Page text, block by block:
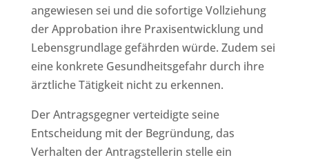
angewiesen sei und die sofortige Vollziehung
der Approbation ihre Praxisentwicklung und
Lebensgrundlage gefährden würde. Zudem sei
eine konkrete Gesundheitsgefahr durch ihre
ärztliche Tätigkeit nicht zu erkennen.
Der Antragsgegner verteidigte seine
Entscheidung mit der Begründung, das
Verhalten der Antragstellerin stelle ein